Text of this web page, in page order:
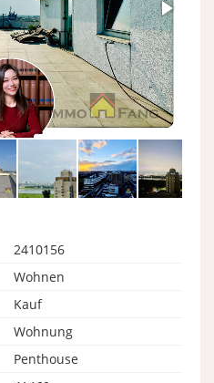
2410156
Wohnen
Kauf
Wohnung
Penthouse